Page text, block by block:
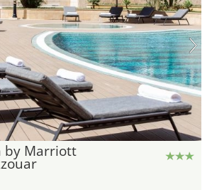
by Marriott